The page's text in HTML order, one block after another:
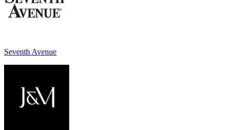
Seventh Avenue